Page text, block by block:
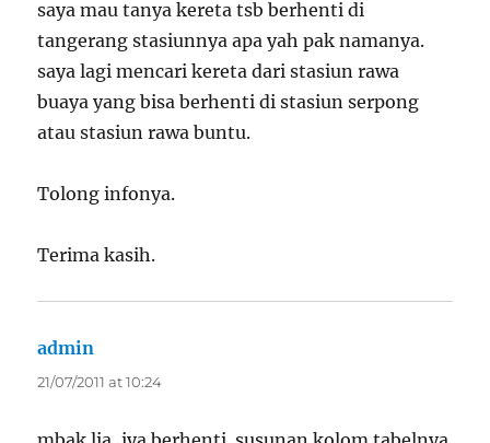
saya mau tanya kereta tsb berhenti di
tangerang stasiunnya apa yah pak namanya.
saya lagi mencari kereta dari stasiun rawa
buaya yang bisa berhenti di stasiun serpong
atau stasiun rawa buntu.
Tolong infonya.
Terima kasih.
admin
21/07/2011 at 10:24